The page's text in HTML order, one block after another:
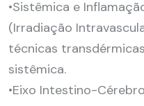
•Sistêmica e
(Irradiação
técnicas
sistêmica.
•Eixo Intestino-